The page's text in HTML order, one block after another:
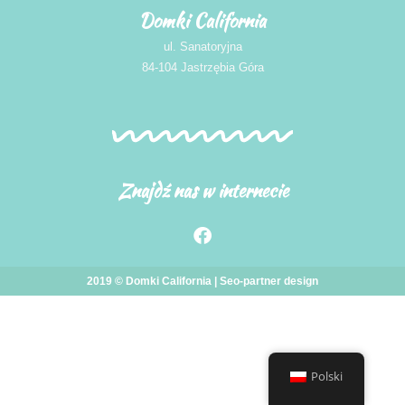
Domki California
ul. Sanatoryjna
84-104 Jastrzębia Góra
Znajdź nas w internecie
2019 © Domki California | Seo-partner design
Polski